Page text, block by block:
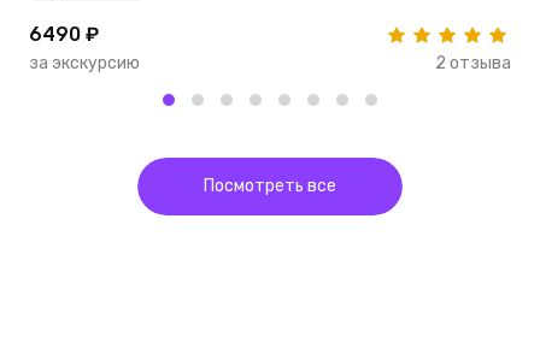
6490 ₽
за экскурсию 2 отзыва
Посмотреть все